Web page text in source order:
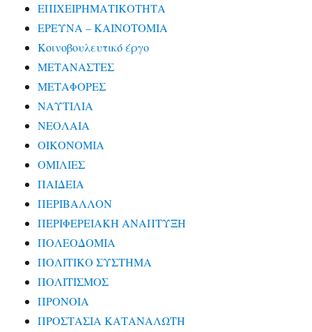
ΕΠΙΧΕΙΡΗΜΑΤΙΚΟΤΗΤΑ
ΕΡΕΥΝΑ – ΚΑΙΝΟΤΟΜΙΑ
Κοινοβουλευτικό έργο
ΜΕΤΑΝΑΣΤΕΣ
ΜΕΤΑΦΟΡΕΣ
ΝΑΥΤΙΛΙΑ
ΝΕΟΛΑΙΑ
ΟΙΚΟΝΟΜΙΑ
ΟΜΙΛΙΕΣ
ΠΑΙΔΕΙΑ
ΠΕΡΙΒΑΛΛΟΝ
ΠΕΡΙΦΕΡΕΙΑΚΗ ΑΝΑΠΤΥΞΗ
ΠΟΛΕΟΔΟΜΙΑ
ΠΟΛΙΤΙΚΟ ΣΥΣΤΗΜΑ
ΠΟΛΙΤΙΣΜΟΣ
ΠΡΟΝΟΙΑ
ΠΡΟΣΤΑΣΙΑ ΚΑΤΑΝΑΛΩΤΗ